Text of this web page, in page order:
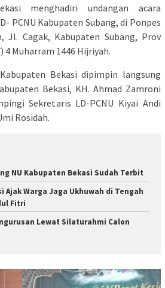
menghadiri undangan acara
PCNU Kabupaten Subang, di Ponpes
Jl. Cagak, Kabupaten Subang, Prov
4 Muharram 1446 Hijriyah.
Bekasi dipimpin langsung
Bekasi, KH. Ahmad Zamroni
Sekretaris LD-PCNU Kiyai Andi
Rosidah.
NU Kabupaten Bekasi Sudah Terbit
Ajak Warga Jaga Ukhuwah di Tengah
Fitri
Lewat Silaturahmi Calon